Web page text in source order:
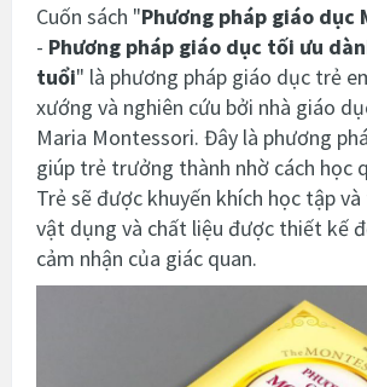
Cuốn sách "Phương pháp giáo dục
- Phương pháp giáo dục tối ưu
tuổi" là phương pháp giáo dục trẻ
xướng và nghiên cứu bởi nhà giáo
Maria Montessori. Đây là phương
giúp trẻ trưởng thành nhờ cách học
Trẻ sẽ được khuyến khích học tập
vật dụng và chất liệu được thiết kế
cảm nhận của giác quan.